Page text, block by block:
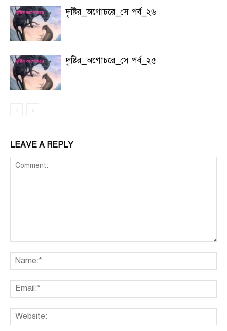
দৃষ্টির_অগোচরে_সে পর্ব_২৬
দৃষ্টির_অগোচরে_সে পর্ব_২৫
LEAVE A REPLY